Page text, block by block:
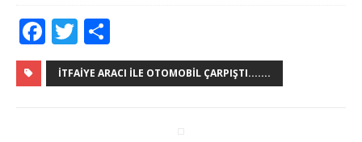
F
a
c
T
w
it
h
ar
İTFAIYE ARACI ILE OTOMOBIL ÇARPIŞTI.......